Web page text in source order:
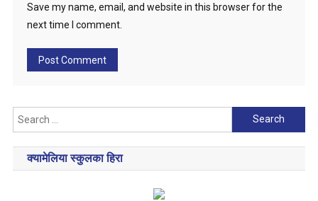
Save my name, email, and website in this browser for the
next time I comment.
Search
for:
क्यामेलिया स्कुलका हिरा